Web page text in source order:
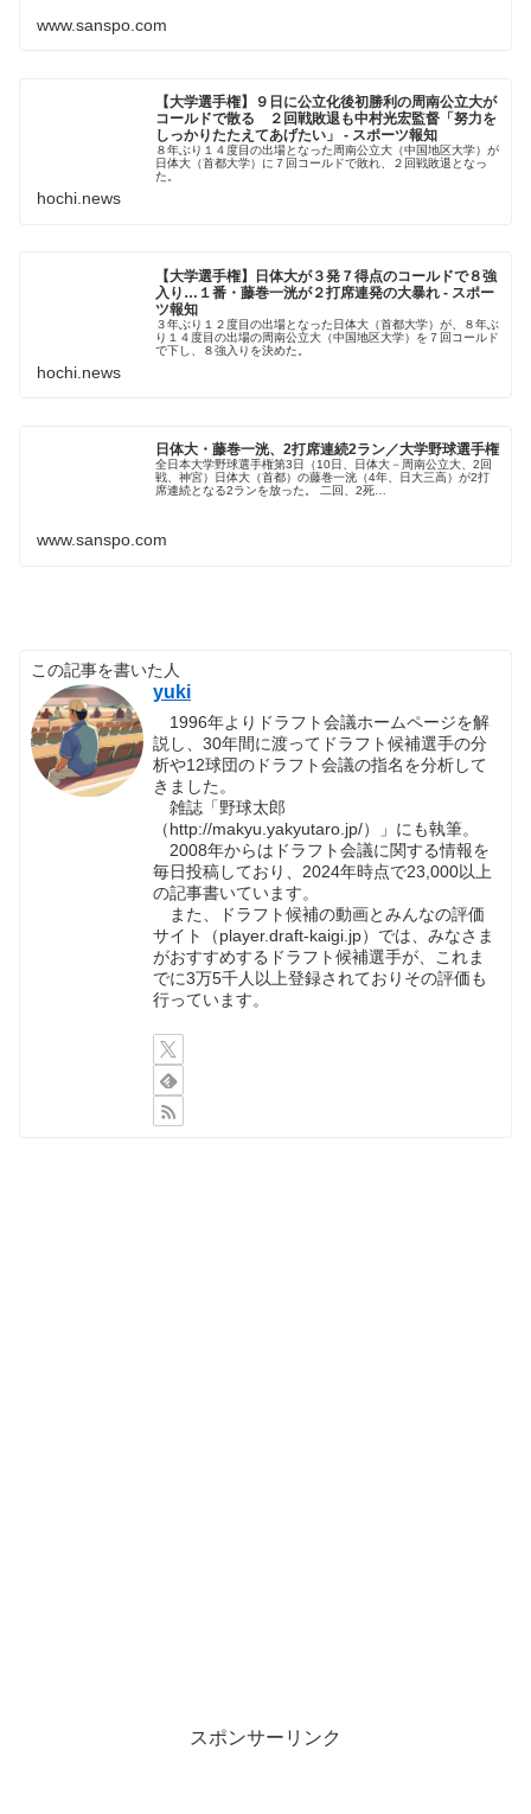
www.sanspo.com
【大学選手権】９日に公立化後初勝利の周南公立大が
コールドで散る ２回戦敗退も中村光宏監督「努力を
しっかりたたえてあげたい」 - スポーツ報知
８年ぶり１４度目の出場となった周南公立大（中国地区大学）が
日体大（首都大学）に７回コールドで敗れ、２回戦敗退となっ
た。
hochi.news
【大学選手権】日体大が３発７得点のコールドで８強
入り…１番・藤巻一洸が２打席連発の大暴れ - スポー
ツ報知
３年ぶり１２度目の出場となった日体大（首都大学）が、８年ぶ
り１４度目の出場の周南公立大（中国地区大学）を７回コールド
で下し、８強入りを決めた。
hochi.news
日体大・藤巻一洸、2打席連続2ラン／大学野球選手権
全日本大学野球選手権第3日（10日、日体大－周南公立大、2回
戦、神宮）日体大（首都）の藤巻一洸（4年、日大三高）が2打
席連続となる2ランを放った。 二回、2死…
www.sanspo.com
この記事を書いた人
yuki
1996年よりドラフト会議ホームページを解
説し、30年間に渡ってドラフト候補選手の分
析や12球団のドラフト会議の指名を分析して
きました。
雑誌「野球太郎
（http://makyu.yakyutaro.jp/）」にも執筆。
2008年からはドラフト会議に関する情報を
毎日投稿しており、2024年時点で23,000以上
の記事書いています。
また、ドラフト候補の動画とみんなの評価
サイト（player.draft-kaigi.jp）では、みなさま
がおすすめするドラフト候補選手が、これま
でに3万5千人以上登録されておりその評価も
行っています。
スポンサーリンク